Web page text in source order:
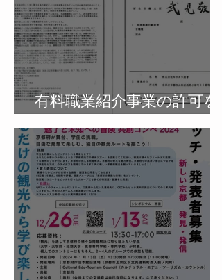
有料職業紹介事業の許可を